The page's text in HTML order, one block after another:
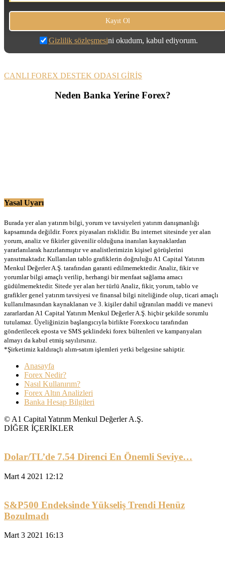
Gizlilik sözleşmesini okudum, kabul ediyorum.
CANLI FOREX DESTEK ODASI GİRİŞ
Neden Banka Yerine Forex?
Yasal Uyarı
Burada yer alan yatırım bilgi, yorum ve tavsiyeleri yatırım danışmanlığı
kapsamında değildir. Forex piyasaları risklidir. Bu internet sitesinde yer alan
yorum, analiz ve fikirler güvenilir olduğuna inanılan kaynaklardan
yararlanılarak hazırlanmıştır ve analistlerimizin kişisel görüşlerini
yansıtmaktadır. Kullanılan tablo grafiklerin doğruluğu A1 Capital Yatırım
Menkul Değerler A.Ş. tarafından garanti edilmemektedir. Analiz, fikir ve
yorumlar bilgi amaçlı verilip, herhangi bir menfaat sağlama amacı
güdülmemektedir. Sitede yer alan her türlü Analiz, fikir, yorum, tablo ve
grafikler genel yatırım tavsiyesi ve finansal bilgi niteliğinde olup, ticari amaçlı
kullanılmasından kaynaklanan ve 3. kişiler dahil uğranılan maddi ve manevi
zararlardan A1 Capital Yatırım Menkul Değerler A.Ş. hiçbir şekilde sorumlu
tutulamaz. Üyeliğinizin başlangıcıyla birlikte Forexkocu tarafından
gönderilecek eposta ve SMS şeklindeki forex bültenleri ve kampanyaları
almayı da kabul etmiş sayılırsınız.
*Şirketimiz kaldıraçlı alım-satım işlemleri yetki belgesine sahiptir.
Anasayfa
Forex Nedir?
Nasıl Kullanırım?
Forex Altın Analizleri
Banka Hesap Bilgileri
© A1 Capital Yatırım Menkul Değerler A.Ş.
DİĞER İÇERİKLER
Dolar/TL’de 7.54 Direnci En Önemli Seviye…
Mart 4 2021 12:12
S&P500 Endeksinde Yükseliş Trendi Henüz
Bozulmadı
Mart 3 2021 16:13